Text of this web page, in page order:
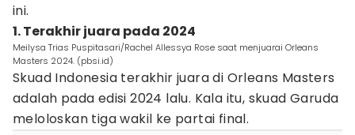
ini.
1. Terakhir juara pada 2024
Meilysa Trias Puspitasari/Rachel Allessya Rose saat menjuarai Orleans
Masters 2024. (pbsi.id)
Skuad Indonesia terakhir juara di Orleans Masters
adalah pada edisi 2024 lalu. Kala itu, skuad Garuda
meloloskan tiga wakil ke partai final.